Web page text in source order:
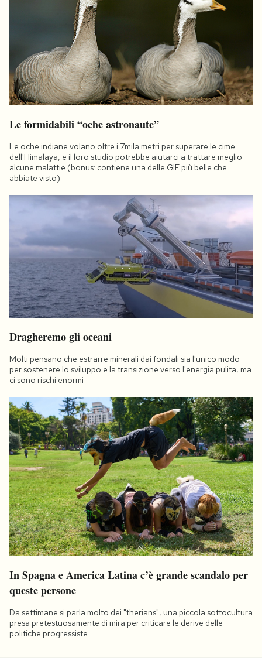
Le formidabili “oche astronaute”
Le oche indiane volano oltre i 7mila metri per superare le cime
dell'Himalaya, e il loro studio potrebbe aiutarci a trattare meglio
alcune malattie (bonus: contiene una delle GIF più belle che
abbiate visto)
Dragheremo gli oceani
Molti pensano che estrarre minerali dai fondali sia l'unico modo
per sostenere lo sviluppo e la transizione verso l'energia pulita, ma
ci sono rischi enormi
In Spagna e America Latina c’è grande scandalo per
queste persone
Da settimane si parla molto dei "therians", una piccola sottocultura
presa pretestuosamente di mira per criticare le derive delle
politiche progressiste